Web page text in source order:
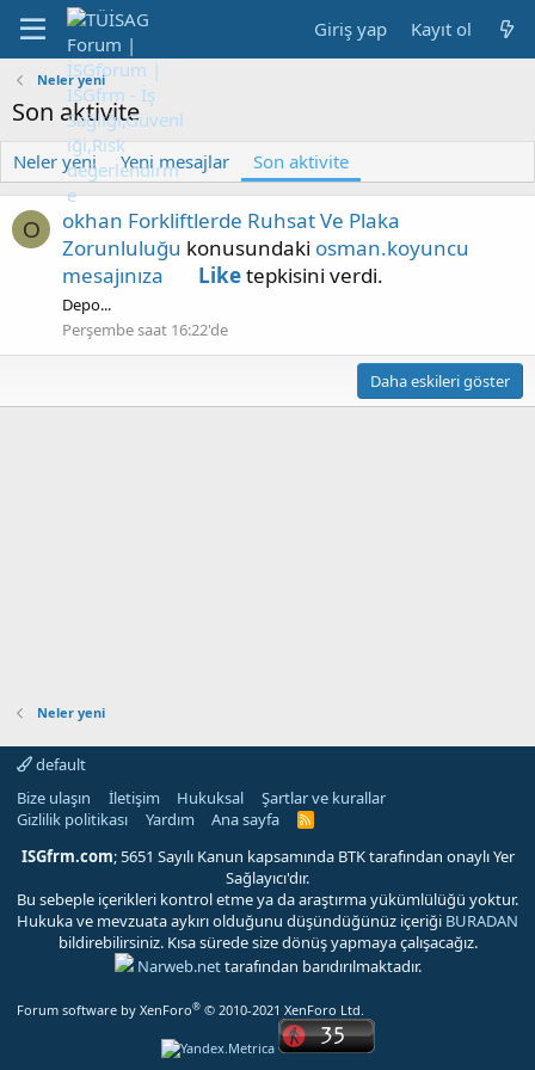
Giriş yap Kayıt ol
Neler yeni
Son aktivite
Neler yeni Yeni mesajlar Son aktivite
O okhan Forkliftlerde Ruhsat Ve Plaka
Zorunluluğu konusundaki osman.koyuncu
mesajınıza
Liketepkisini verdi.
Depo...
Perşembe saat 16:22'de
Daha eskileri göster
Neler yeni
default
Bize ulaşın
İletişim Hukuksal
Şartlar ve kurallar
Gizlilik politikası
Yardım Ana sayfa
R
S
ISGfrm.com; 5651 Sayılı Kanun kapsamında BTK tarafından onaylı Yer
Sağlayıcı'dır.
Bu sebeple içerikleri kontrol etme ya da araştırma yükümlülüğü yoktur.
Hukuka ve mevzuata aykırı olduğunu düşündüğünüz içeriği BURADAN
bildirebilirsiniz. Kısa sürede size dönüş yapmaya çalışacağız.
Narweb.nettarafından barıdırılmaktadır.
Forum software by XenForo® © 2010-2021 XenForo Ltd.